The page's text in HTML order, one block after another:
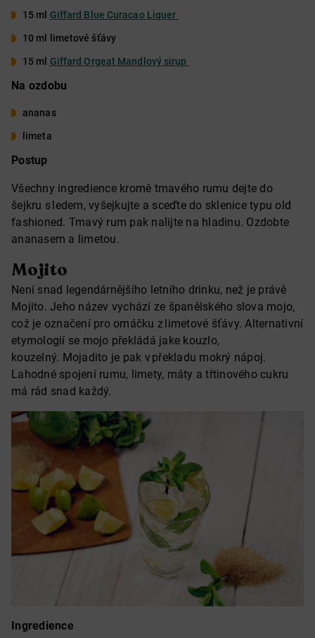
15 ml Giffard Blue Curacao Liquer
10 ml limetové šťávy
15 ml Giffard Orgeat Mandlový sirup
Na ozdobu
ananas
limeta
Postup
Všechny ingredience kromě tmavého rumu dejte do
šejkru s ledem, vyšejkujte a sceďte do sklenice typu old
fashioned. Tmavý rum pak nalijte na hladinu. Ozdobte
ananasem a limetou.
Mojito
Není snad legendárnějšího letního drinku, než je právě
Mojito. Jeho název vychází ze španělského slova mojo,
což je označení pro omáčku z limetové šťávy. Alternativní
etymologií se mojo překládá jake kouzlo,
kouzelný. Mojadito je pak v překladu mokrý nápoj.
Lahodné spojení rumu, limety, máty a třtinového cukru
má rád snad každý.
Ingredience